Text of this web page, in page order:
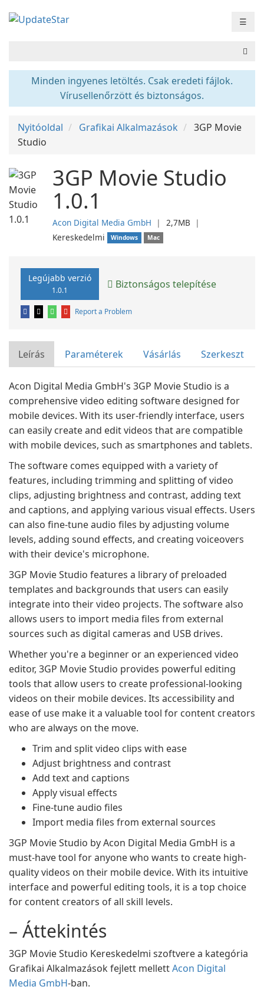
☰
Minden ingyenes letöltés. Csak eredeti fájlok.
Vírusellenőrzött és biztonságos.
Nyitóoldal Grafikai Alkalmazások
3GP Movie
Studio
3GP Movie Studio
1.0.1
Acon Digital Media GmbH ❘ 2,7MB
❘
Kereskedelmi
Windows Mac
Legújabb verzió
1.0.1 Biztonságos telepítése
Report a Problem
Leírás Paraméterek Vásárlás Szerkeszt
Acon Digital Media GmbH's 3GP Movie Studio is a
comprehensive video editing software designed for
mobile devices. With its user-friendly interface, users
can easily create and edit videos that are compatible
with mobile devices, such as smartphones and tablets.
The software comes equipped with a variety of
features, including trimming and splitting of video
clips, adjusting brightness and contrast, adding text
and captions, and applying various visual effects. Users
can also fine-tune audio files by adjusting volume
levels, adding sound effects, and creating voiceovers
with their device's microphone.
3GP Movie Studio features a library of preloaded
templates and backgrounds that users can easily
integrate into their video projects. The software also
allows users to import media files from external
sources such as digital cameras and USB drives.
Whether you're a beginner or an experienced video
editor, 3GP Movie Studio provides powerful editing
tools that allow users to create professional-looking
videos on their mobile devices. Its accessibility and
ease of use make it a valuable tool for content creators
who are always on the move.
Trim and split video clips with ease
Adjust brightness and contrast
Add text and captions
Apply visual effects
Fine-tune audio files
Import media files from external sources
3GP Movie Studio by Acon Digital Media GmbH is a
must-have tool for anyone who wants to create high-
quality videos on their mobile device. With its intuitive
interface and powerful editing tools, it is a top choice
for content creators of all skill levels.
– Áttekintés
3GP Movie Studio Kereskedelmi szoftvere a kategória
Grafikai Alkalmazások fejlett mellettAcon Digital
Media GmbH-ban.